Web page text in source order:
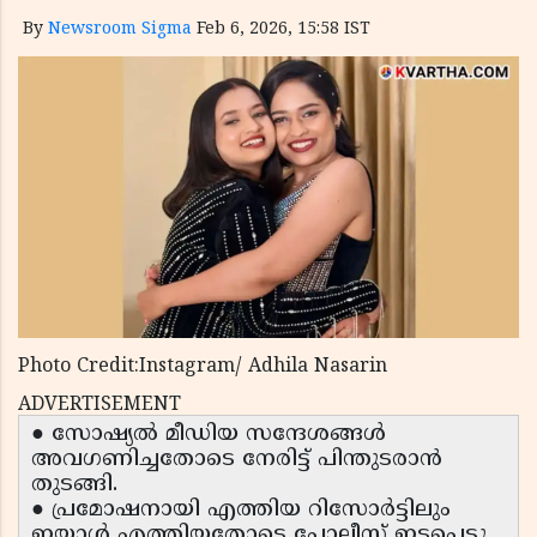
By Newsroom Sigma Feb 6, 2026, 15:58 IST
Photo Credit:Instagram/ Adhila Nasarin
ADVERTISEMENT
● സോഷ്യൽ മീഡിയ സന്ദേശങ്ങൾ
അവഗണിച്ചതോടെ നേരിട്ട് പിന്തുടരാൻ
തുടങ്ങി.
● പ്രമോഷനായി എത്തിയ റിസോർട്ടിലും